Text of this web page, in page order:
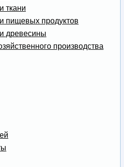
ткани
пищевых продуктов
древесины
производства